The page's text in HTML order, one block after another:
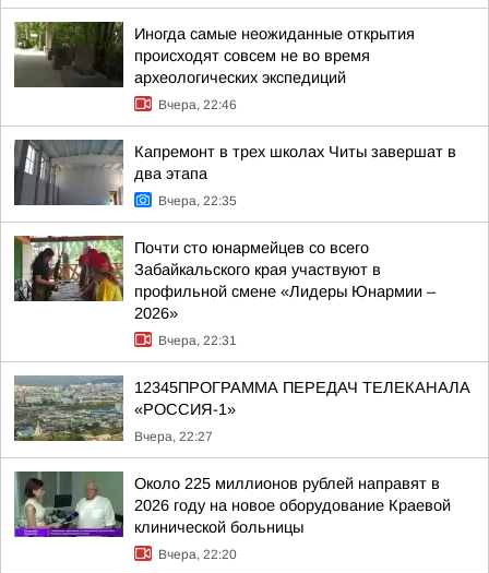
Иногда самые неожиданные открытия
происходят совсем не во время
археологических экспедиций
Вчера, 22:46
Капремонт в трех школах Читы завершат в
два этапа
Вчера, 22:35
Почти сто юнармейцев со всего
Забайкальского края участвуют в
профильной смене «Лидеры Юнармии –
2026»
Вчера, 22:31
12345ПРОГРАММА ПЕРЕДАЧ ТЕЛЕКАНАЛА
«РОССИЯ-1»
Вчера, 22:27
Около 225 миллионов рублей направят в
2026 году на новое оборудование Краевой
клинической больницы
Вчера, 22:20